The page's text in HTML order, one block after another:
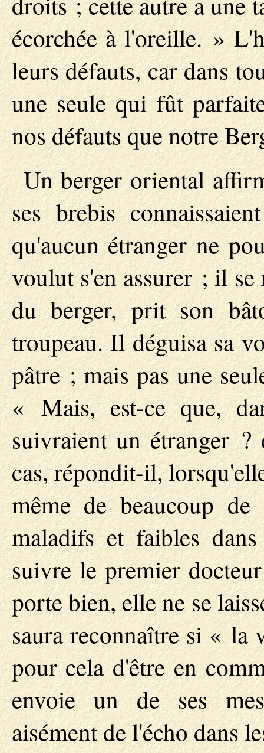
écorchée à l'oreille. »
leurs défauts, car dans
une seule qui fût
nos défauts que notre
Un berger oriental
ses brebis
qu'aucun étranger ne
voulut s'en assurer ; il
du berger, prit son
troupeau. Il déguisa sa
pâtre ; mais pas une
« Mais, est-ce que,
suivraient un étranger
cas, répondit-il,
même de beaucoup
maladifs et faibles
suivre le premier
porte bien, elle ne se
saura reconnaître si «
pour cela d'être en
envoie un de ses
aisément de l'écho dans